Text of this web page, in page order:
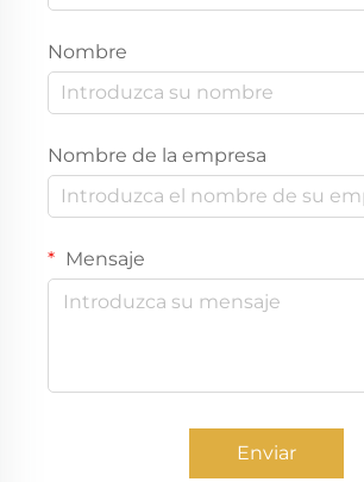
Nombre
Nombre de la empresa
Mensaje
Enviar